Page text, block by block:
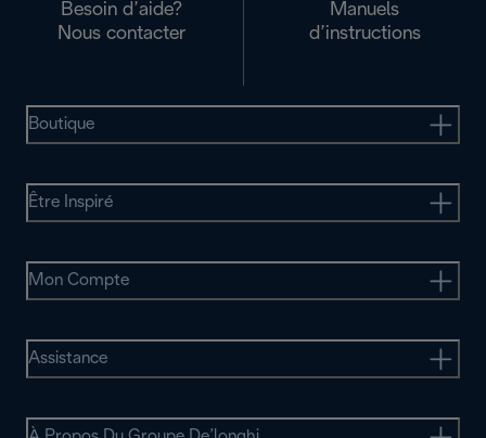
Besoin d’aide?
Nous contacter
Manuels
d’instructions
Boutique
Être Inspiré
Mon Compte
Assistance